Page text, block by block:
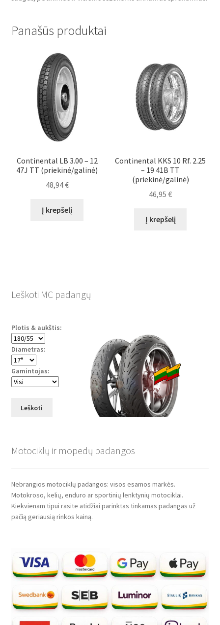
Panašūs produktai
Continental LB 3.00 – 12
47J TT (priekinė/galinė)
48,94€
Į krepšelį
Continental KKS 10 Rf. 2.25
– 19 41B TT
(priekinė/galinė)
46,95€
Į krepšelį
Leškoti MC padangų
Plotis & aukštis:
Diametras:
Gamintojas:
Leškoti
Motociklų ir mopedų padangos
Nebrangios motociklų padangos: visos esamos markės.
Motokroso, kelių, enduro ar sportinių lenktynių motociklai.
Kiekvienam tipui rasite atidžiai parinktas tinkamas padangas už
pačią geriausią rinkos kainą.